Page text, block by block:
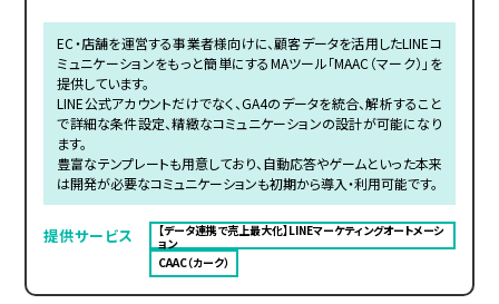
EC・店舗を運営する事業者様向けに、顧客データを活用したLINEコ
ミュニケーションをもっと簡単にするMAツール「MAAC（マーク）」を
提供しています。
LINE公式アカウントだけでなく、GA4のデータを統合、解析すること
で詳細な条件設定、精緻なコミュニケーションの設計が可能になり
ます。
豊富なテンプレートも用意しており、自動応答やゲームといった本来
は開発が必要なコミュニケーションも初期から導入・利用可能です。
提供サービス
【データ連携で売上最大化】LINEマーケティングオートメーシ
ョン
CAAC（カーク）